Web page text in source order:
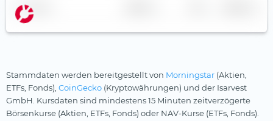
Telekommunikation
Uran
LGIM
Lunate
Name
Stammdaten werden bereitgestellt von Morningstar (Aktien,
ETFs, Fonds), CoinGecko (Kryptowährungen) und der Isarvest
GmbH. Kursdaten sind mindestens 15 Minuten zeitverzögerte
Börsenkurse (Aktien, ETFs, Fonds) oder NAV-Kurse (ETFs, Fonds).